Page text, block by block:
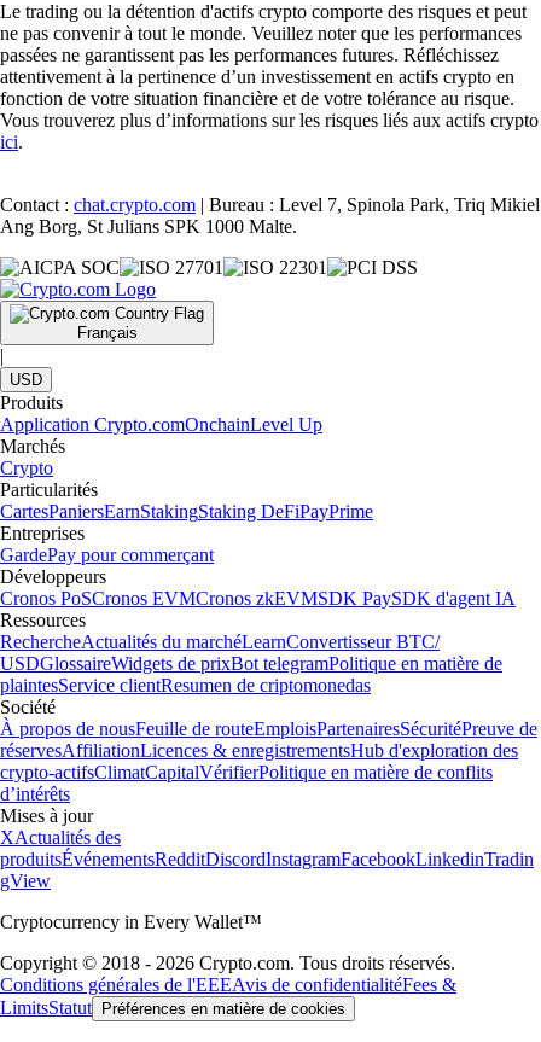
Le trading ou la détention d'actifs crypto comporte des risques et peut
ne pas convenir à tout le monde. Veuillez noter que les performances
passées ne garantissent pas les performances futures. Réfléchissez
attentivement à la pertinence d’un investissement en actifs crypto en
fonction de votre situation financière et de votre tolérance au risque.
Vous trouverez plus d’informations sur les risques liés aux actifs crypto
ici.
Contact : chat.crypto.com | Bureau : Level 7, Spinola Park, Triq Mikiel
Ang Borg, St Julians SPK 1000 Malte.
Français
|
USD
Produits
Application Crypto.comOnchainLevel Up
Marchés
Crypto
Particularités
CartesPaniersEarnStakingStaking DeFiPayPrime
Entreprises
GardePay pour commerçant
Développeurs
Cronos PoSCronos EVMCronos zkEVMSDK PaySDK d'agent IA
Ressources
RechercheActualités du marchéLearnConvertisseur BTC/
USDGlossaireWidgets de prixBot telegramPolitique en matière de
plaintesService clientResumen de criptomonedas
Société
À propos de nousFeuille de routeEmploisPartenairesSécuritéPreuve de
réservesAffiliationLicences & enregistrementsHub d'exploration des
crypto-actifsClimatCapitalVérifierPolitique en matière de conflits
d’intérêts
Mises à jour
XActualités des
produitsÉvénementsRedditDiscordInstagramFacebookLinkedinTradin
gView
Cryptocurrency in Every Wallet™
Copyright © 2018 - 2026 Crypto.com. Tous droits réservés.
Conditions générales de l'EEEAvis de confidentialitéFees &
LimitsStatut Préférences en matière de cookies